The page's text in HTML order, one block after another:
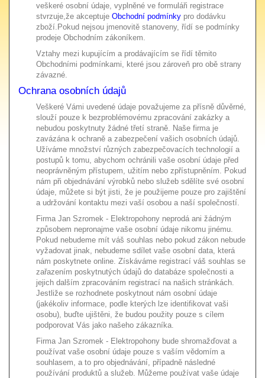
veškeré osobní údaje, vyplněné ve formuláři registrace
stvrzuje,že akceptuje Obchodní podmínky pro dodávku
zboží.Pokud nejsou jmenovitě stanoveny, řídí se podmínky
prodeje Obchodním zákoníkem.
Vztahy mezi kupujícím a prodávajícím se řídí těmito
Obchodními podmínkami, které jsou zároveň pro obě strany
závazné.
Ochrana osobních údajů
Veškeré Vámi uvedené údaje považujeme za přísně důvěrné,
slouží pouze k bezproblémovému zpracování zakázky a
nebudou poskytnuty žádné třetí straně. Naše firma je
zavázána k ochraně a zabezpečení vašich osobních údajů.
Užíváme množství různých zabezpečovacích technologií a
postupů k tomu, abychom ochránili vaše osobní údaje před
neoprávněným přístupem, užitím nebo zpřístupněním. Pokud
nám při objednávání výrobků nebo služeb sdělíte své osobní
údaje, můžete si být jisti, že je použijeme pouze pro zajištění
a udržování kontaktu mezi vaší osobou a naší společností.
Firma Jan Szromek - Elektropohony neprodá ani žádným
způsobem nepronajme vaše osobní údaje nikomu jinému.
Pokud nebudeme mít váš souhlas nebo pokud zákon nebude
vyžadovat jinak, nebudeme sdílet vaše osobní data, která
nám poskytnete online. Získáváme registrací váš souhlas se
zařazením poskytnutých údajů do databáze společnosti a
jejich dalším zpracováním registrací na našich stránkách.
Jestliže se rozhodnete poskytnout nám osobní údaje
(jakékoliv informace, podle kterých lze identifikovat vaši
osobu), buďte ujištěni, že budou použity pouze s cílem
podporovat Vás jako našeho zákazníka.
Firma Jan Szromek - Elektropohony bude shromažďovat a
používat vaše osobní údaje pouze s vaším vědomím a
souhlasem, a to pro objednávání, případně následné
používání produktů a služeb. Můžeme používat vaše údaje